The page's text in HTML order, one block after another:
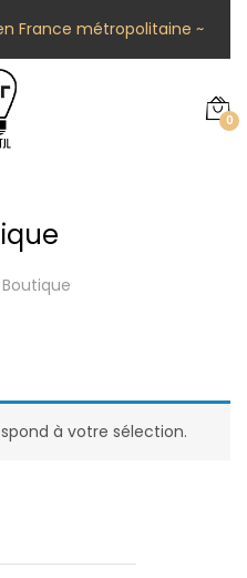
France métropolitaine ~
0
Boutique
à votre sélection.